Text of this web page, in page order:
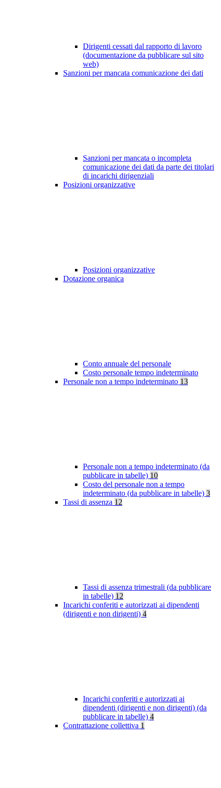
Dirigenti cessati dal rapporto di lavoro
(documentazione da pubblicare sul sito
web)
Sanzioni per mancata comunicazione dei dati
Sanzioni per mancata o incompleta
comunicazione dei dati da parte dei titolari
di incarichi dirigenziali
Posizioni organizzative
Posizioni organizzative
Dotazione organica
Conto annuale del personale
Costo personale tempo indeterminato
Personale non a tempo indeterminato 13
Personale non a tempo indeterminato (da
pubblicare in tabelle) 10
Costo del personale non a tempo
indeterminato (da pubblicare in tabelle) 3
Tassi di assenza 12
Tassi di assenza trimestrali (da pubblicare
in tabelle) 12
Incarichi conferiti e autorizzati ai dipendenti
(dirigenti e non dirigenti) 4
Incarichi conferiti e autorizzati ai
dipendenti (dirigenti e non dirigenti) (da
pubblicare in tabelle) 4
Contrattazione collettiva 1